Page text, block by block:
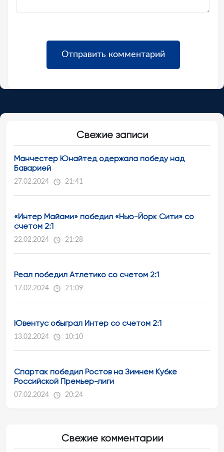
Свежие записи
Манчестер Юнайтед одержала победу над
Баварией
27.02.2024 21:41
«Интер Майами» победил «Нью-Йорк Сити» со
счетом 2:1
22.02.2024 21:28
Реал победил Атлетико со счетом 2:1
17.02.2024 21:09
Ювентус обыграл Интер со счетом 2:1
13.02.2024 10:10
Спартак победил Ростов на Зимнем Кубке
Российской Премьер-лиги
07.02.2024 20:24
Свежие комментарии